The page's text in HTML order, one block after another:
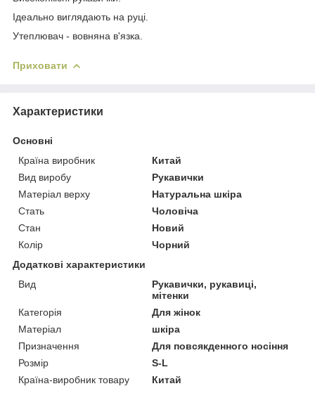
Ідеально виглядають на руці.
Утеплювач - вовняна в'язка.
Приховати
Характеристики
Основні
Країна виробник
Китай
Вид виробу
Рукавички
Матеріал верху
Натуральна шкіра
Стать
Чоловіча
Стан
Новий
Колір
Чорний
Додаткові характеристики
Вид
Рукавички, рукавиці,
мітенки
Категорія
Для жінок
Матеріал
шкіра
Призначення
Для повсякденного носіння
Розмір
S-L
Країна-виробник товару
Китай